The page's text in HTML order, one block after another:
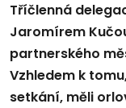
Tříčlenná
Jaromírem
partnerského
Vzhledem k
setkání, měli